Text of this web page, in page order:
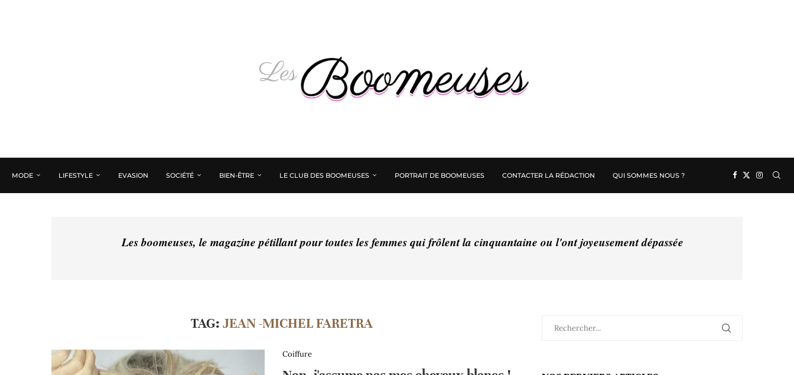
MODE LIFESTYLE EVASION SOCIÉTÉ BIEN-ÊTRE LE CLUB DES BOOMEUSES PORTRAIT DE BOOMEUSES CONTACTER LA RÉDACTION QUI SOMMES NOUS ?
Les boomeuses, le magazine pétillant pour toutes les femmes qui frôlent la cinquantaine ou l'ont joyeusement dépassée
TAG: JEAN -MICHEL FARETRA
Coiffure